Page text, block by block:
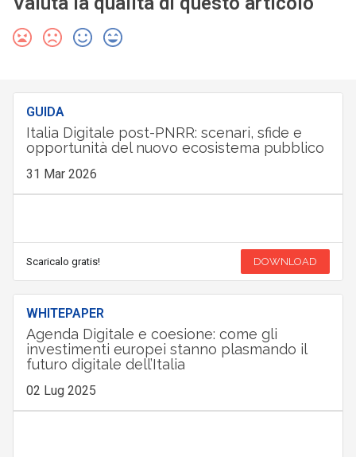
GUIDA
Italia Digitale post-PNRR: scenari, sfide e
opportunità del nuovo ecosistema pubblico
31 Mar 2026